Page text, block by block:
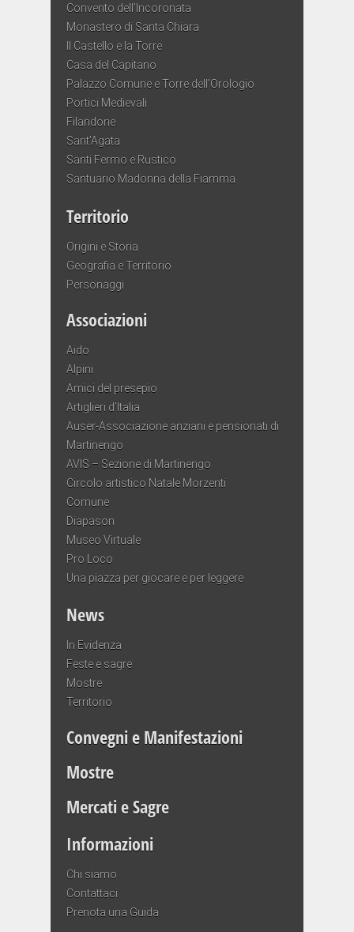
Convento dell’Incoronata
Monastero di Santa Chiara
Il Castello e la Torre
Casa del Capitano
Palazzo Comune e Torre dell’Orologio
Portici Medievali
Filandone
Sant’Agata
Santi Fermo e Rustico
Santuario Madonna della Fiamma
Territorio
Origini e Storia
Geografia e Territorio
Personaggi
Associazioni
Aido
Alpini
Amici del presepio
Artiglieri d’Italia
Auser-Associazione anziani e pensionati di
Martinengo
AVIS – Sezione di Martinengo
Circolo artistico Natale Morzenti
Comune
Diapason
Museo Virtuale
Pro Loco
Una piazza per giocare e per leggere
News
In Evidenza
Feste e sagre
Mostre
Territorio
Convegni e Manifestazioni
Mostre
Mercati e Sagre
Informazioni
Chi siamo
Contattaci
Prenota una Guida